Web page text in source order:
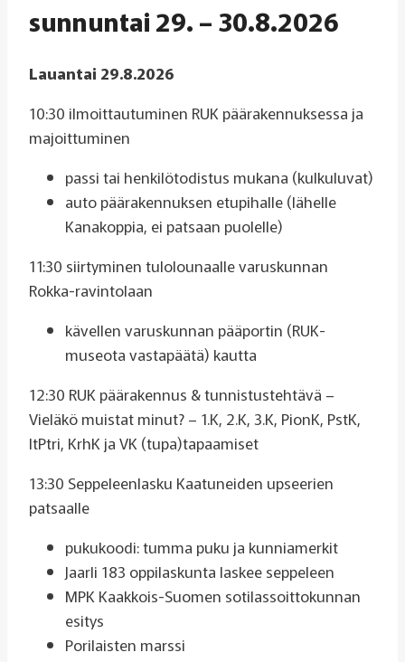
sunnuntai 29. – 30.8.2026
Lauantai 29.8.2026
10:30 ilmoittautuminen RUK päärakennuksessa ja
majoittuminen
passi tai henkilötodistus mukana (kulkuluvat)
auto päärakennuksen etupihalle (lähelle
Kanakoppia, ei patsaan puolelle)
11:30 siirtyminen tulolounaalle varuskunnan
Rokka-ravintolaan
kävellen varuskunnan pääportin (RUK-
museota vastapäätä) kautta
12:30 RUK päärakennus & tunnistustehtävä –
Vieläkö muistat minut? – 1.K, 2.K, 3.K, PionK, PstK,
ItPtri, KrhK ja VK (tupa)tapaamiset
13:30 Seppeleenlasku Kaatuneiden upseerien
patsaalle
pukukoodi: tumma puku ja kunniamerkit
Jaarli 183 oppilaskunta laskee seppeleen
MPK Kaakkois-Suomen sotilassoittokunnan
esitys
Porilaisten marssi